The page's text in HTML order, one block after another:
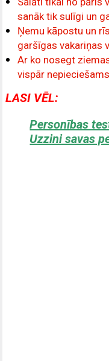
sanāk tik sulīgi un
Ņemu kāpostu un
garšīgas vakariņas
Ar ko nosegt
vispār nepieciešams
LASI VĒL:
Personības
Uzzini savas